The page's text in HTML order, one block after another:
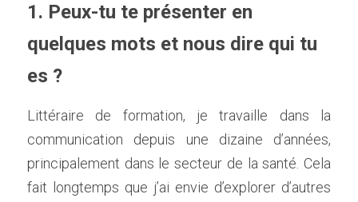
1. Peux-tu te présenter en
quelques mots et nous dire qui tu
es ?
Littéraire de formation, je travaille dans la
communication depuis une dizaine d’années,
principalement dans le secteur de la santé. Cela
fait longtemps que j’ai envie d’explorer d’autres